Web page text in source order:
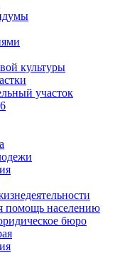
культуры
участок
помощь населению
бюро